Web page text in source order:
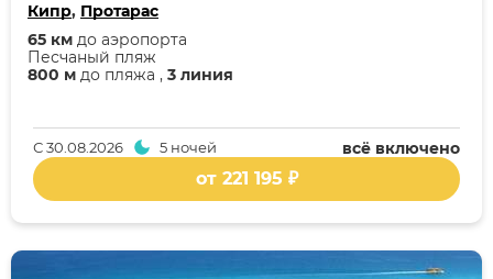
Кипр, Протарас
800 м до пляжа , 3 линия
Песчаный пляж
65 км до аэропорта
всё включено
С30.08.2026 5 ночей
от 221 195 ₽